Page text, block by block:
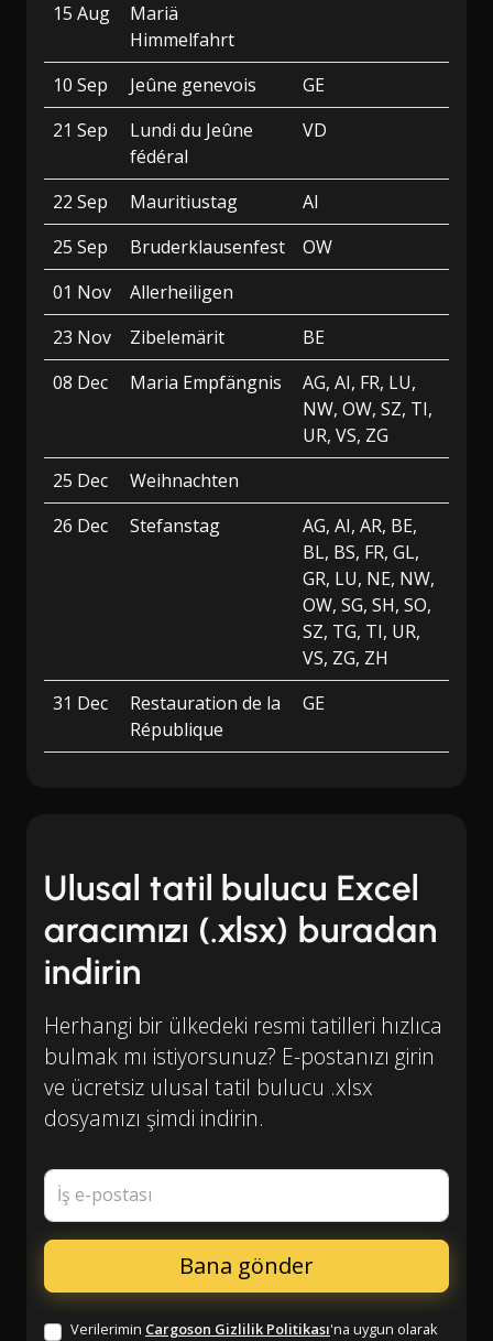
15 Aug
Mariä
Himmelfahrt
10 Sep
Jeûne genevois
GE
21 Sep
Lundi du Jeûne
fédéral
VD
22 Sep Mauritiustag
AI
25 Sep
Bruderklausenfest
OW
01 Nov
Allerheiligen
23 Nov
Zibelemärit
BE
08 Dec
Maria Empfängnis
AG, AI, FR, LU,
NW, OW, SZ, TI,
UR, VS, ZG
25 Dec
Weihnachten
26 Dec
Stefanstag
AG, AI, AR, BE,
BL, BS, FR, GL,
GR, LU, NE, NW,
OW, SG, SH, SO,
SZ, TG, TI, UR,
VS, ZG, ZH
31 Dec
Restauration de la
République
GE
Ulusal tatil bulucu Excel
aracımızı (.xlsx) buradan
indirin
Herhangi bir ülkedeki resmi tatilleri hızlıca
bulmak mı istiyorsunuz? E-postanızı girin
ve ücretsiz ulusal tatil bulucu .xlsx
dosyamızı şimdi indirin.
İş e-postası
Verilerimin Cargoson Gizlilik Politikası'na uygun olarak